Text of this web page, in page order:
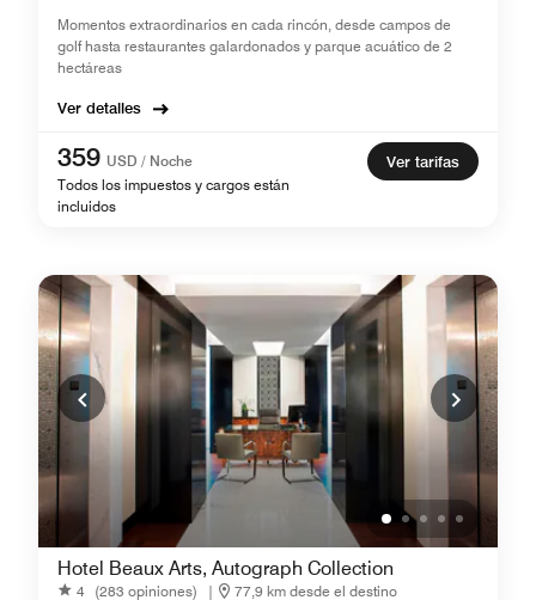
Momentos extraordinarios en cada rincón, desde campos de
golf hasta restaurantes galardonados y parque acuático de 2
hectáreas
Ver detalles
359 USD / Noche
Todos los impuestos y cargos están
incluidos
Ver tarifas
Hotel Beaux Arts, Autograph Collection
4 (283 opiniones) | 77,9 km desde el destino